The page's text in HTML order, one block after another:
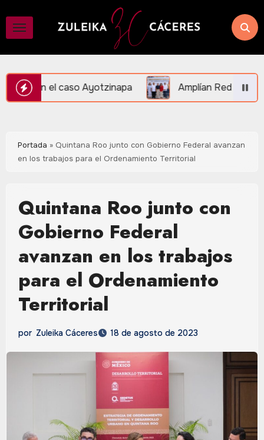
contenido
Amplían Red de Videovigilancia en
Portada » Quintana Roo junto con Gobierno Federal avanzan
en los trabajos para el Ordenamiento Territorial
Quintana Roo junto con
Gobierno Federal
avanzan en los trabajos
para el Ordenamiento
Territorial
por Zuleika Cáceres 18 de agosto de 2023